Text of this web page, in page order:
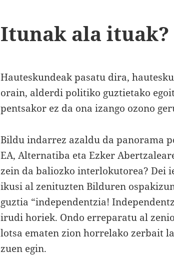
Itunak ala ituak?
Hauteskundeak pasatu dira,
orain, alderdi politiko guztietako
pentsakor ez da ona izango ozono
Bildu indarrez azaldu da panorama
EA, Alternatiba eta Ezker
zein da baliozko interlokutorea? Dei
ikusi al zenituzten Bilduren
guztia “independentzia!
irudi horiek. Ondo erreparatu al
lotsa ematen zion horrelako zerbait
zuen egin.